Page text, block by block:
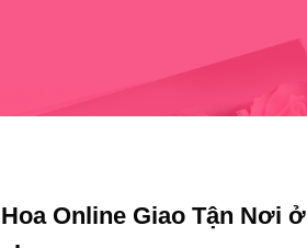
Online Giao Tận Nơi ở